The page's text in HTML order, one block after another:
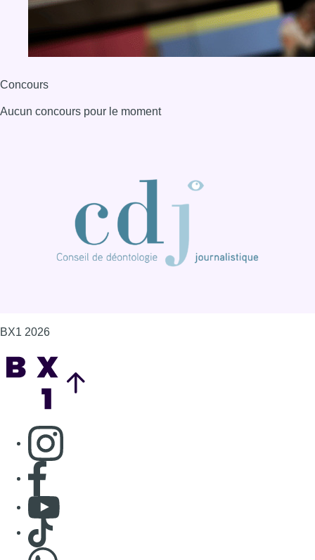
Concours
Aucun concours pour le moment
BX1 2026
Consulter page Instagram
Consulter page Facebook
Consulter Youtube
Consulter TikTok